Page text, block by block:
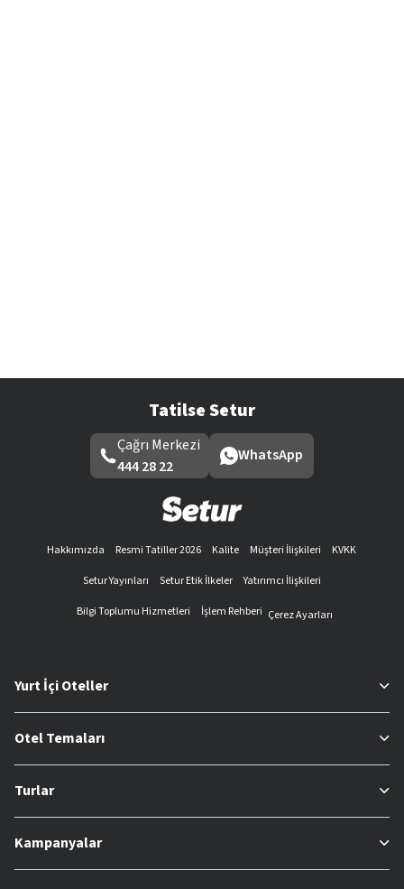
Tatilse Setur
Çağrı Merkezi
444 28 22
WhatsApp
Hakkımızda Resmi Tatiller 2026 Kalite Müşteri İlişkileri
KVKK
Setur Yayınları
Setur Etik İlkeler
Yatırımcı İlişkileri
Bilgi Toplumu Hizmetleri
İşlem Rehberi Çerez Ayarları
Yurt İçi Oteller
Otel Temaları
Turlar
Kampanyalar